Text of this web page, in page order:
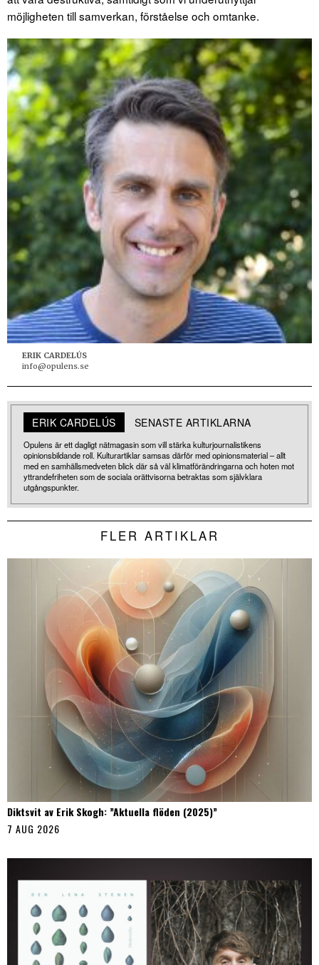
möjligheten till samverkan, förståelse och omtanke.
ERIK CARDELÚS
info@opulens.se
ERIK CARDELÚS SENASTE ARTIKLARNA
Opulens är ett dagligt nätmagasin som vill stärka kulturjournalistikens
opinionsbildande roll. Kulturartiklar samsas därför med opinionsmaterial – allt
med en samhällsmedveten blick där så väl klimatförändringarna och hoten mot
yttrandefriheten som de sociala orättvisorna betraktas som självklara
utgångspunkter.
FLER ARTIKLAR
Diktsvit av Erik Skogh: ”Aktuella flöden (2025)”
7 AUG 2026